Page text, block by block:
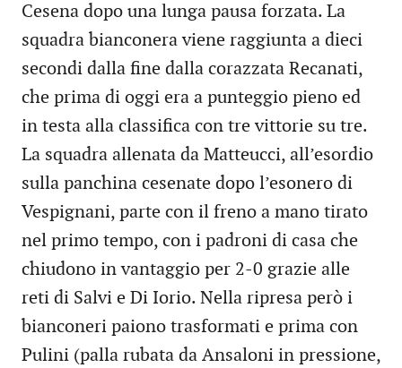
Cesena dopo una lunga pausa forzata. La
squadra bianconera viene raggiunta a dieci
secondi dalla fine dalla corazzata Recanati,
che prima di oggi era a punteggio pieno ed
in testa alla classifica con tre vittorie su tre.
La squadra allenata da Matteucci, all’esordio
sulla panchina cesenate dopo l’esonero di
Vespignani, parte con il freno a mano tirato
nel primo tempo, con i padroni di casa che
chiudono in vantaggio per 2-0 grazie alle
reti di Salvi e Di Iorio. Nella ripresa però i
bianconeri paiono trasformati e prima con
Pulini (palla rubata da Ansaloni in pressione,